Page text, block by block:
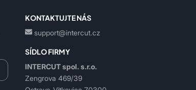
KONTAKTUJTE NÁS
support@intercut.cz
SÍDLO FIRMY
INTERCUT spol. s.r.o.
Zengrova 469/39